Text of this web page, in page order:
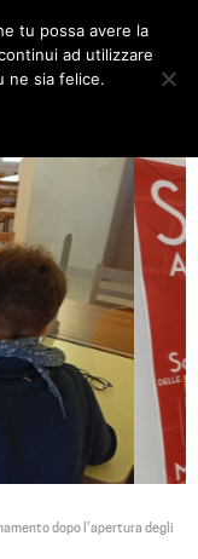
Toggle
dopo l’apertura degli
tu possa avere la
ad utilizzare
ne sia felice.